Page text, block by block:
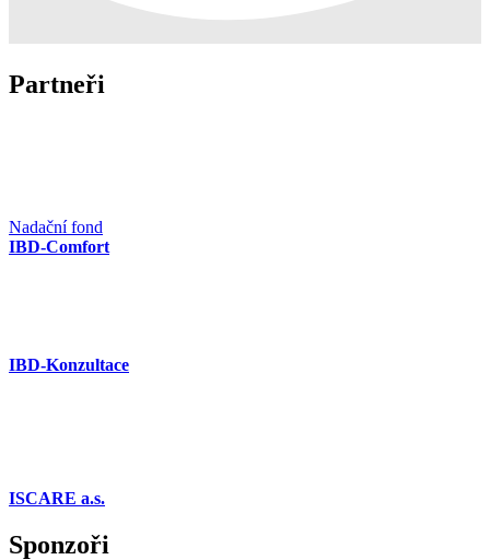
Partneři
Nadační fond
IBD-Comfort
IBD-Konzultace
ISCARE a.s.
Sponzoři